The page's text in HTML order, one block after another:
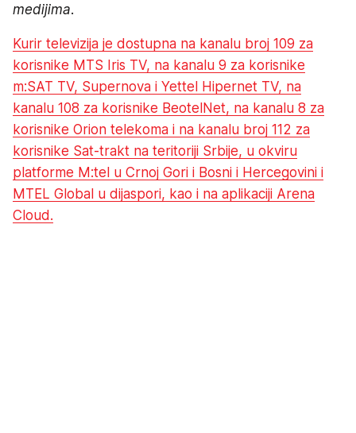
medijima.
Kurir televizija je dostupna na kanalu broj 109 za
korisnike MTS Iris TV, na kanalu 9 za korisnike
m:SAT TV, Supernova i Yettel Hipernet TV, na
kanalu 108 za korisnike BeotelNet, na kanalu 8 za
korisnike Orion telekoma i na kanalu broj 112 za
korisnike Sat-trakt na teritoriji Srbije, u okviru
platforme M:tel u Crnoj Gori i Bosni i Hercegovini i
MTEL Global u dijaspori, kao i na aplikaciji Arena
Cloud.